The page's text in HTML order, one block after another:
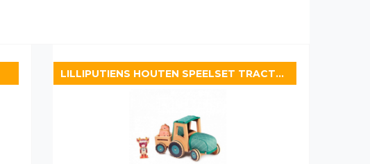
LILLIPUTIENS HOUTEN SPEELSET TRACTOR